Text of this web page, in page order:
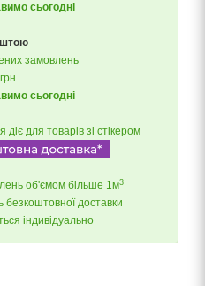
сьогодні
замовлень
сьогодні
діє для товарів зі стікером
об'ємом більше 1м3
безкоштовної доставки
індивідуально